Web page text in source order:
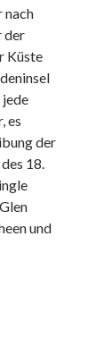
nach
der
Küste
jede
es
der
18.
und